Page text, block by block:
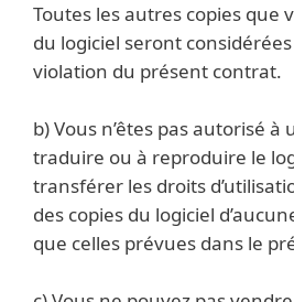
Toutes les autres copies que
du logiciel seront
violation du présent contrat.
b) Vous n’êtes pas autorisé à
traduire ou à reproduire le
transférer les droits
des copies du logiciel
que celles prévues dans le